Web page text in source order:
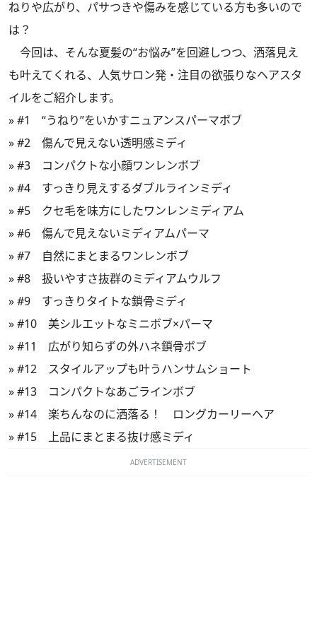
ねりや広がり、パサつきや傷みを感じている方も多いので
は？
今回は、そんな夏髪の“お悩み”を回避しつつ、洒落見え
も叶えてくれる、人気サロン発・注目の欲張りなヘアスタ
イルをご紹介します。
»#1 “うねり”をいかすニュアンスパーマボブ
»#2 傷んで見えない透明感ミディ
»#3 コンパクトな小顔ワンレンボブ
»#4 すっきり見えするダブルラインミディ
»#5 クセ毛を味方にしたワンレンミディアム
»#6 傷んで見えないミディアムパーマ
»#7 自然にまとまるワンレンボブ
»#8 扱いやすさ抜群のミディアムウルフ
»#9 すっきりタイトな鎖骨ミディ
»#10 美シルエットなミニボブ×パーマ
»#11 広がり知らずの外ハネ鎖骨ボブ
»#12 スタイルアップも叶うハンサムショート
»#13 コンパクトなあごラインボブ
»#14 楽ちんなのに洒落る！ ロングカーリーヘア
»#15 上品にまとまる抜け感ミディ
ADVERTISEMENT